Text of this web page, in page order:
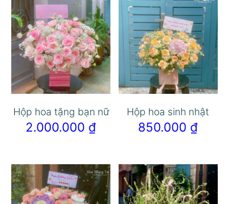
Hộp hoa tặng bạn nữ
2.000.000 ₫
Hộp hoa sinh nhật
850.000 ₫